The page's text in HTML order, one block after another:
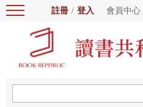
註冊 / 登入 會員中心